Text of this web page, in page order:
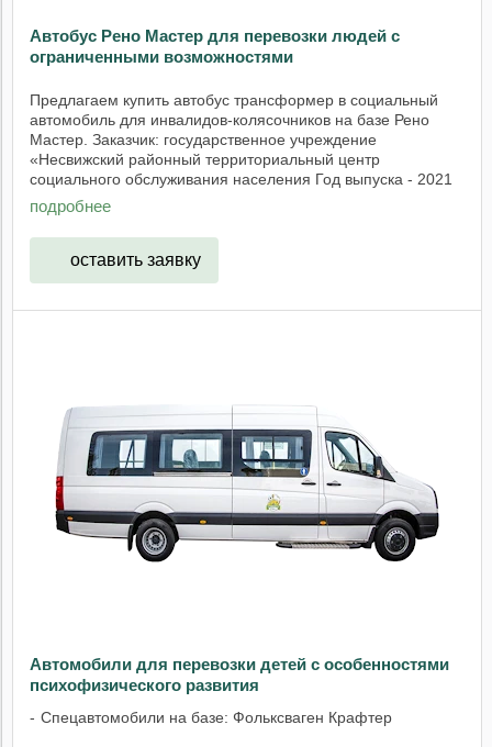
Автобус Рено Мастер для перевозки людей с
ограниченными возможностями
Предлагаем купить автобус трансформер в социальный
автомобиль для инвалидов-колясочников на базе Рено
Мастер. Заказчик: государственное учреждение
«Несвижский районный территориальный центр
социального обслуживания населения Год выпуска - 2021
подробнее
оставить заявку
Автомобили для перевозки детей с особенностями
психофизического развития
Спецавтомобили на базе: Фольксваген Крафтер